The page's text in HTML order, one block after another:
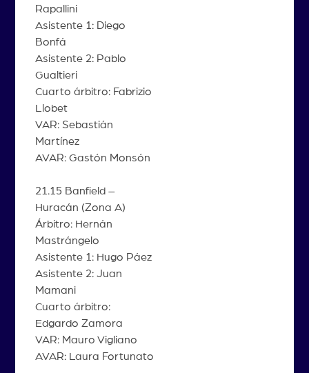
Rapallini
Asistente 1: Diego
Bonfá
Asistente 2: Pablo
Gualtieri
Cuarto árbitro: Fabrizio
Llobet
VAR: Sebastián
Martínez
AVAR: Gastón Monsón
21.15 Banfield –
Huracán (Zona A)
Árbitro: Hernán
Mastrángelo
Asistente 1: Hugo Páez
Asistente 2: Juan
Mamani
Cuarto árbitro:
Edgardo Zamora
VAR: Mauro Vigliano
AVAR: Laura Fortunato